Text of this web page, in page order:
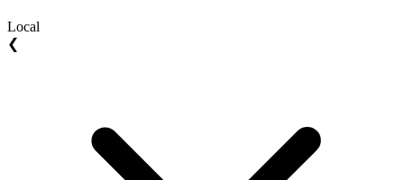
Local
❮